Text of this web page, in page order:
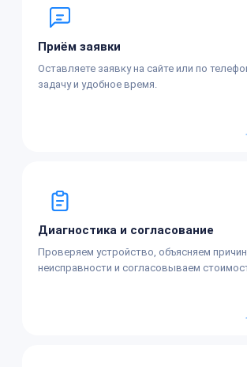
Приём заявки
Оставляете заявку на сайте или по
задачу и удобное время.
Диагностика и согласование
Проверяем устройство, объясняем
неисправности и согласовываем